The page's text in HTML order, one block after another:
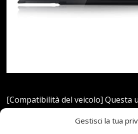
Gestisci la tua
[Compatibilità del veicolo] Questa
F30/F31/F34 (2013-2017), per